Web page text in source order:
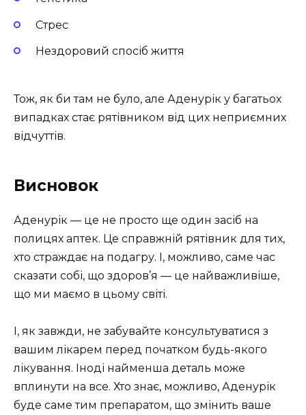
Стрес
Нездоровий спосіб життя
Тож, як би там не було, але Аденурік у багатьох
випадках стає рятівником від цих неприємних
відчуттів.
Висновок
Аденурік — це не просто ще один засіб на
полицях аптек. Це справжній рятівник для тих,
хто страждає на подагру. І, можливо, саме час
сказати собі, що здоров’я — це найважливіше,
що ми маємо в цьому світі.
І, як завжди, не забувайте консультуватися з
вашим лікарем перед початком будь-якого
лікування. Іноді найменша деталь може
вплинути на все. Хто знає, можливо, Аденурік
буде саме тим препаратом, що змінить ваше